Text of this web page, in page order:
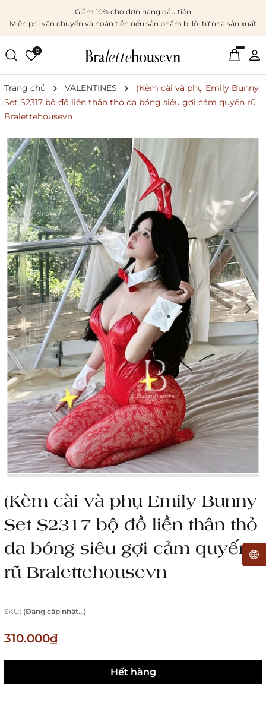
Giảm 10% cho đơn hàng đầu tiên
Miễn phí vận chuyển và hoàn tiền nếu sản phẩm bị lỗi từ nhà sản xuất
0
Trang chủ VALENTINES
(Kèm cài và phụ Emily Bunny
Set S2317 bộ đồ liền thân thỏ da bóng siêu gợi cảm quyến rũ
Bralettehousevn
(Kèm cài và phụ Emily Bunny
Set S2317 bộ đồ liền thân thỏ
da bóng siêu gợi cảm quyến
rũ Bralettehousevn
SKU: (Đang cập nhật...)
310.000₫
Hết hàng